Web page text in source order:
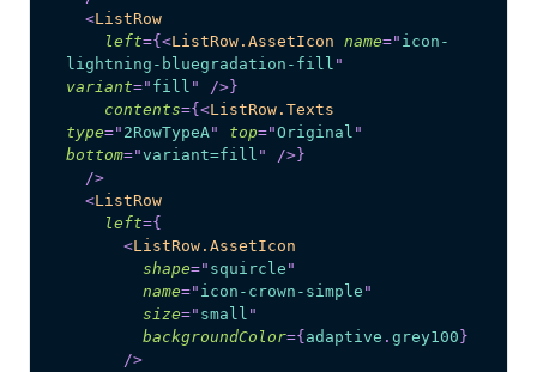
<ListRow
left={ <ListRow.AssetIcon name=" icon-
lightning-bluegradation-fill "
variant=" fill " /> }
contents={ <ListRow.Texts
type=" 2RowTypeA" top="Original "
bottom="variant=fill " /> }
/>
<ListRow
left={
<ListRow.AssetIcon
shape=" squircle "
name=" icon-crown-simple "
size=" small "
backgroundColor={ adaptive . grey100 }
/>